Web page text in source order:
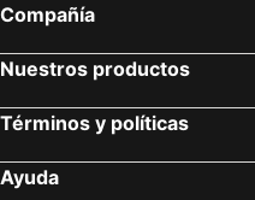
Compañía
Nuestros productos
Términos y políticas
Ayuda